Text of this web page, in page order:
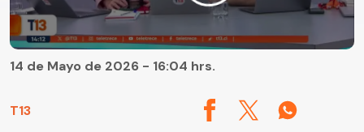
T13
14 de Mayo de 2026 - 16:04 hrs.